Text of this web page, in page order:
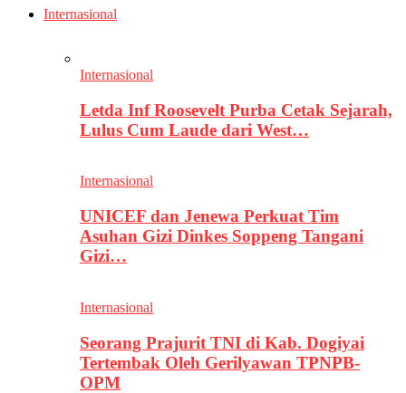
Internasional
Internasional
Letda Inf Roosevelt Purba Cetak Sejarah,
Lulus Cum Laude dari West…
Internasional
UNICEF dan Jenewa Perkuat Tim
Asuhan Gizi Dinkes Soppeng Tangani
Gizi…
Internasional
Seorang Prajurit TNI di Kab. Dogiyai
Tertembak Oleh Gerilyawan TPNPB-
OPM